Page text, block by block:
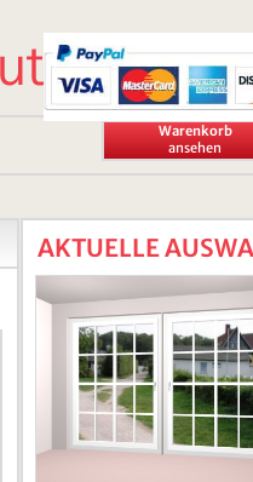
Warenkorb
ansehen
AKTUELLE